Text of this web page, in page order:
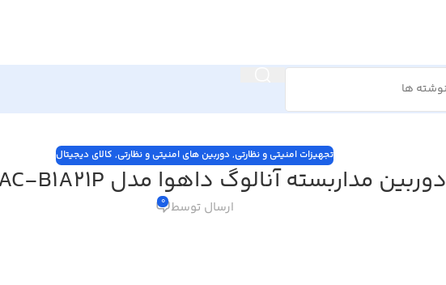
تجهیزات امنیتی و نظارتی,دوربین های امنیتی و نظارتی, کالای دیجیتال
دوربین مداربسته آنالوگ داهوا مدل DH-HAC-B1A21P
ارسال توسط 0